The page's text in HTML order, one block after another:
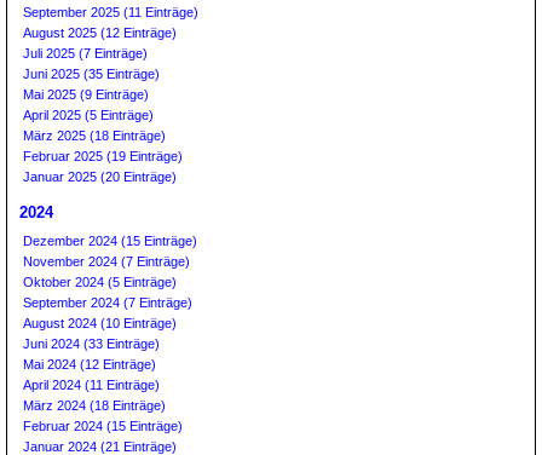
September 2025 (11 Einträge)
August 2025 (12 Einträge)
Juli 2025 (7 Einträge)
Juni 2025 (35 Einträge)
Mai 2025 (9 Einträge)
April 2025 (5 Einträge)
März 2025 (18 Einträge)
Februar 2025 (19 Einträge)
Januar 2025 (20 Einträge)
2024
Dezember 2024 (15 Einträge)
November 2024 (7 Einträge)
Oktober 2024 (5 Einträge)
September 2024 (7 Einträge)
August 2024 (10 Einträge)
Juni 2024 (33 Einträge)
Mai 2024 (12 Einträge)
April 2024 (11 Einträge)
März 2024 (18 Einträge)
Februar 2024 (15 Einträge)
Januar 2024 (21 Einträge)